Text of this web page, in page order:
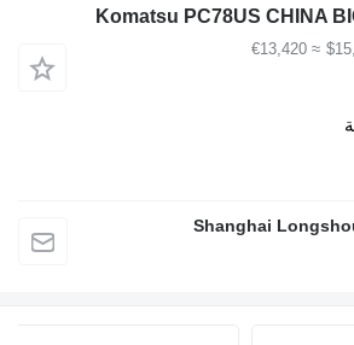
Komatsu PC78US
Shanghai